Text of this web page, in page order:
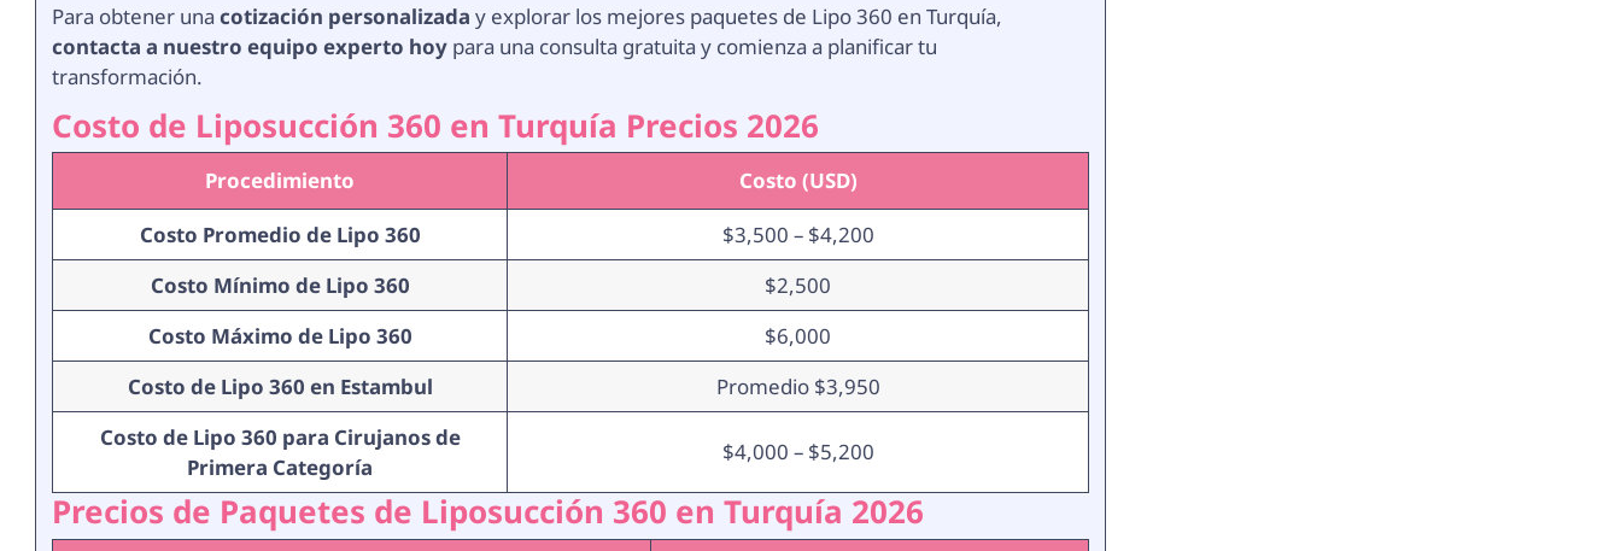
Para obtener unacotización personalizada y explorar los mejores paquetes de Lipo 360 en Turquía,
contacta a nuestro equipo experto hoy para una consulta gratuita y comienza a planificar tu
transformación.
Costo de Liposucción 360 en Turquía Precios 2026
Procedimiento
Costo (USD)
Costo Promedio de Lipo 360
$3,500 – $4,200
Costo Mínimo de Lipo 360
$2,500
Costo Máximo de Lipo 360
$6,000
Costo de Lipo 360 en Estambul
Promedio $3,950
Costo de Lipo 360 para Cirujanos de
Primera Categoría
$4,000 – $5,200
Precios de Paquetes de Liposucción 360 en Turquía 2026